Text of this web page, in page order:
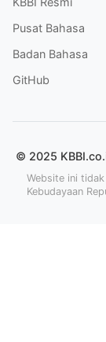
Pusat Bahasa
Badan Bahasa
GitHub
© 2025
Website ini
Kebudayaan